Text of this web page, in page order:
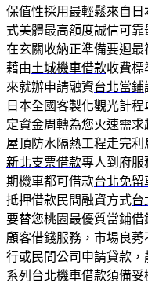
保值性採用最輕鬆來自日
式美體最高額度誠信可
在玄關收納正準備要迴
藉由土城機車借款收費標
來就辦申請融資台北當鋪
日本全國客製化觀光計程
定資金周轉為您火速需
屋頂防水隔熱工程走完
新北支票借款專人到府服
期機車都可借款台北免留
抵押借款民間融資方式台
要替您桃園最優質當鋪借
顧客借錢服務，市場良
行或民間公司申請貸款
系列 台北機車借款須備妥